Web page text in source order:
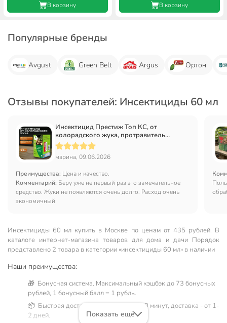
В корзину В корзину
Популярные бренды
Avgust Green Belt Argus Ортон
Отзывы покупателей: Инсектициды 60 мл
Инсектицид Престиж Топ КС, от
колорадского жука, протравитель
клубней, жидкость, 60 мл
марина, 09.06.2026
Преимущества: Цена и качество.
Комментарий: Беру уже не первый раз это замечательное
средство. Жуки не появляются очень долго. Расход очень
экономичный
Инсектициды 60 мл купить в Москве по ценам от 435 рублей. В
каталоге интернет-магазина товаров для дома и дачи Порядок
представлено 2 товара в категории «инсектициды 60 мл» в наличии
Наши преимущества:
🎁 Бонусная система. Максимальный кэшбэк до 73 бонусных
рублей, 1 бонусный балл = 1 рубль.
📦 Быстрая доставка. Самовывоз от 60 минут, доставка - от 1-
2 дней.
Показать ещё